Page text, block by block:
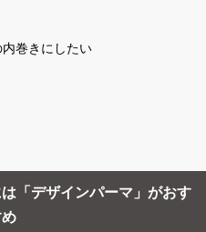
内巻きにしたい
「デザインパーマ」がおす